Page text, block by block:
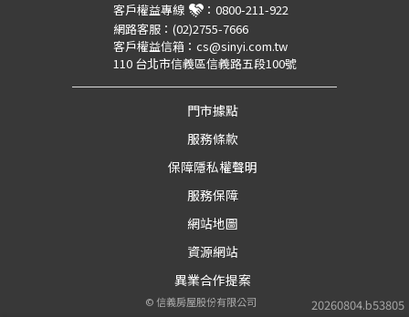
20260804.b53805
客戶權益專線 ： 0800-211-922
網路客服： (02)2755-7666
客戶權益信箱： cs@sinyi.com.tw
110 台北市信義區信義路五段100號
門市據點
服務條款
保障隱私權聲明
服務保障
網站地圖
資源網站
異業合作提案
©信義房屋股份有限公司